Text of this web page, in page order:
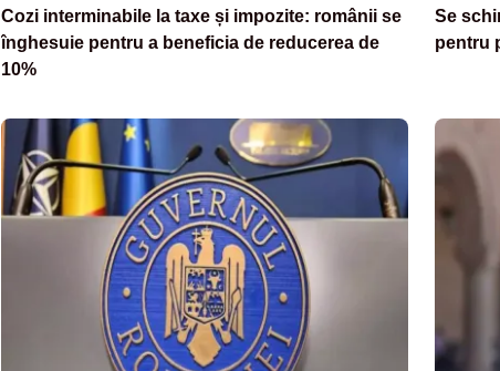
Cozi interminabile la taxe și impozite: românii se
înghesuie pentru a beneficia de reducerea de
10%
Se
pentru